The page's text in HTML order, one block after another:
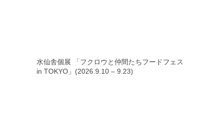
水仙舎個展 「フクロウと仲間たちフードフェス
in TOKYO」(2026.9.10 – 9.23)